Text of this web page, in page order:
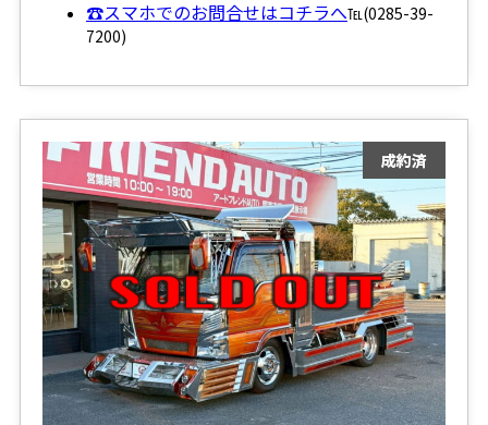
☎スマホでのお問合せはコチラへ℡(0285-39-
7200)